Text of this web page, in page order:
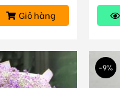
Giỏ hàng
-9%